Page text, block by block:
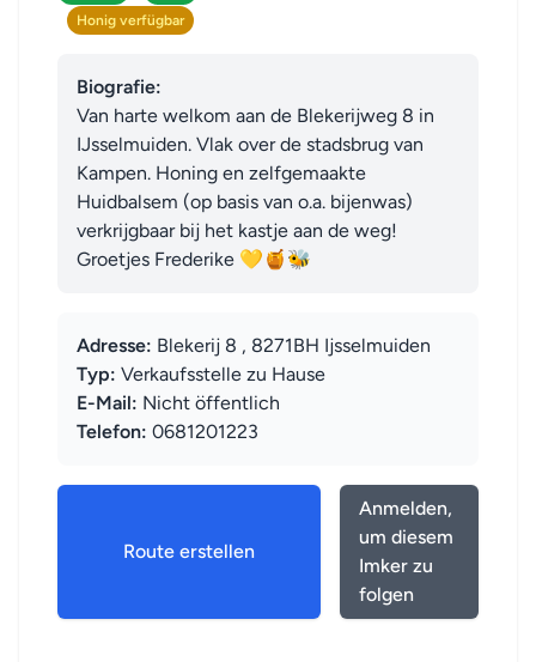
Honig verfügbar
Biografie:
Van harte welkom aan de Blekerijweg 8 in
IJsselmuiden. Vlak over de stadsbrug van
Kampen. Honing en zelfgemaakte
Huidbalsem (op basis van o.a. bijenwas)
verkrijgbaar bij het kastje aan de weg!
Groetjes Frederike 💛🍯🐝
Adresse: Blekerij 8 , 8271BH Ijsselmuiden
Typ: Verkaufsstelle zu Hause
E-Mail: Nicht öffentlich
Telefon: 0681201223
Route erstellen
Anmelden,
um diesem
Imker zu
folgen